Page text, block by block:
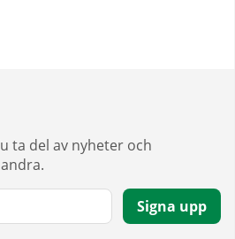
ta del av nyheter och
Signa upp